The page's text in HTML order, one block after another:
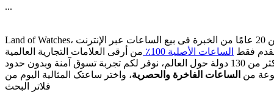
...
فقط الساعات الأصلیة 100٪
من الساعات الفاخرة والحصریة
فلاتر البحث